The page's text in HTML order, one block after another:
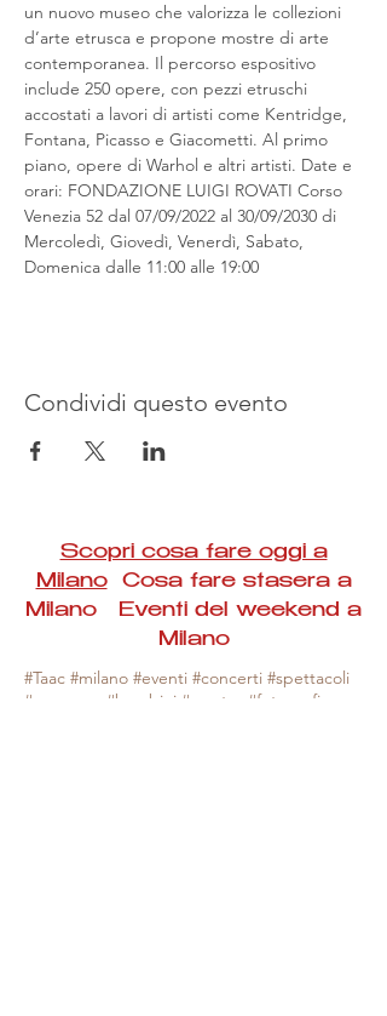
un nuovo museo che valorizza le collezioni
d’arte etrusca e propone mostre di arte
contemporanea. Il percorso espositivo
include 250 opere, con pezzi etruschi
accostati a lavori di artisti come Kentridge,
Fontana, Picasso e Giacometti. Al primo
piano, opere di Warhol e altri artisti. Date e
orari: FONDAZIONE LUIGI ROVATI Corso
Venezia 52 dal 07/09/2022 al 30/09/2030 di
Mercoledì, Giovedì, Venerdì, Sabato,
Domenica dalle 11:00 alle 19:00
Condividi questo evento
Scopri cosa fare oggi a
MilanoCosa fare stasera a
Milano Eventi del weekend a
Milano
#Taac #milano #eventi #concerti #spettacoli
#rassegne #bambini #mostre #fotografia